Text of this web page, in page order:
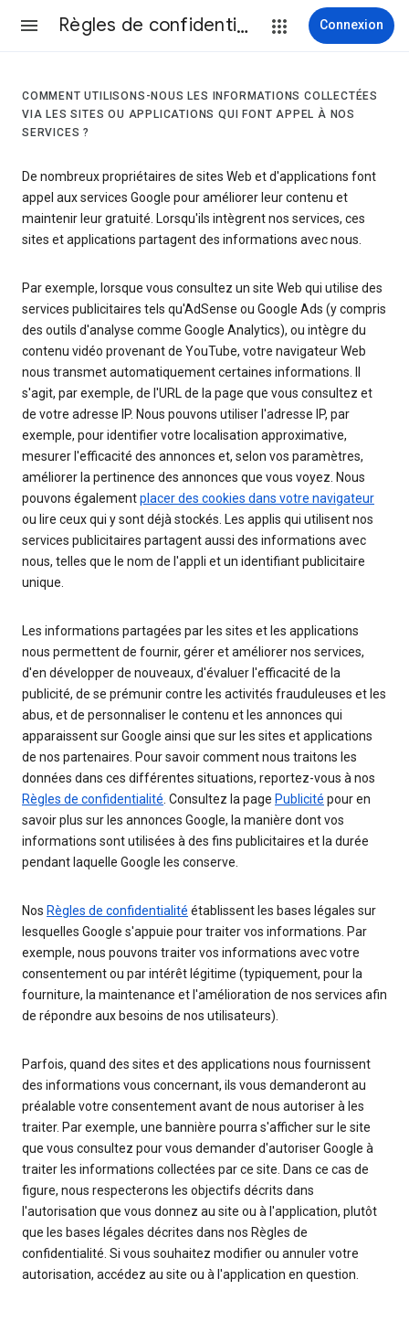
Règles de confidentialité et conditions d’utilisation Connexion
COMMENT UTILISONS-NOUS LES INFORMATIONS COLLECTÉES
VIA LES SITES OU APPLICATIONS QUI FONT APPEL À NOS
SERVICES ?
De nombreux propriétaires de sites Web et d'applications font
appel aux services Google pour améliorer leur contenu et
maintenir leur gratuité. Lorsqu'ils intègrent nos services, ces
sites et applications partagent des informations avec nous.
Par exemple, lorsque vous consultez un site Web qui utilise des
services publicitaires tels qu'AdSense ou Google Ads (y compris
des outils d'analyse comme Google Analytics), ou intègre du
contenu vidéo provenant de YouTube, votre navigateur Web
nous transmet automatiquement certaines informations. Il
s'agit, par exemple, de l'URL de la page que vous consultez et
de votre adresse IP. Nous pouvons utiliser l'adresse IP, par
exemple, pour identifier votre localisation approximative,
mesurer l'efficacité des annonces et, selon vos paramètres,
améliorer la pertinence des annonces que vous voyez. Nous
pouvons égalementplacer des cookies dans votre navigateur
ou lire ceux qui y sont déjà stockés. Les applis qui utilisent nos
services publicitaires partagent aussi des informations avec
nous, telles que le nom de l'appli et un identifiant publicitaire
unique.
Les informations partagées par les sites et les applications
nous permettent de fournir, gérer et améliorer nos services,
d'en développer de nouveaux, d'évaluer l'efficacité de la
publicité, de se prémunir contre les activités frauduleuses et les
abus, et de personnaliser le contenu et les annonces qui
apparaissent sur Google ainsi que sur les sites et applications
de nos partenaires. Pour savoir comment nous traitons les
données dans ces différentes situations, reportez-vous à nos
Règles de confidentialité. Consultez la page Publicité pour en
savoir plus sur les annonces Google, la manière dont vos
informations sont utilisées à des fins publicitaires et la durée
pendant laquelle Google les conserve.
Nos Règles de confidentialité établissent les bases légales sur
lesquelles Google s'appuie pour traiter vos informations. Par
exemple, nous pouvons traiter vos informations avec votre
consentement ou par intérêt légitime (typiquement, pour la
fourniture, la maintenance et l'amélioration de nos services afin
de répondre aux besoins de nos utilisateurs).
Parfois, quand des sites et des applications nous fournissent
des informations vous concernant, ils vous demanderont au
préalable votre consentement avant de nous autoriser à les
traiter. Par exemple, une bannière pourra s'afficher sur le site
que vous consultez pour vous demander d'autoriser Google à
traiter les informations collectées par ce site. Dans ce cas de
figure, nous respecterons les objectifs décrits dans
l'autorisation que vous donnez au site ou à l'application, plutôt
que les bases légales décrites dans nos Règles de
confidentialité. Si vous souhaitez modifier ou annuler votre
autorisation, accédez au site ou à l'application en question.